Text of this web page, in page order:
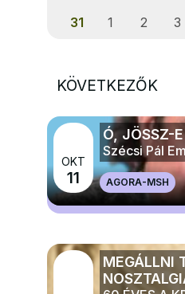
31 1 2 3
KÖVETKEZŐK
OKT
11
Ó, JÖSSZ-
Szécsi Pál
AGORA-MSH
MÉG
MEGÁLLNI